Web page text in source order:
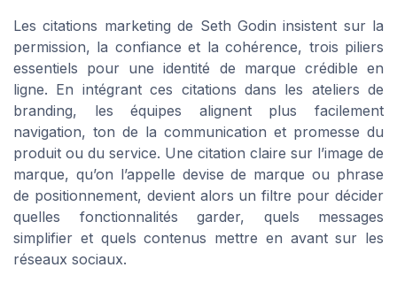
Les citations marketing de Seth Godin insistent sur la
permission, la confiance et la cohérence, trois piliers
essentiels pour une identité de marque crédible en
ligne. En intégrant ces citations dans les ateliers de
branding, les équipes alignent plus facilement
navigation, ton de la communication et promesse du
produit ou du service. Une citation claire sur l’image de
marque, qu’on l’appelle devise de marque ou phrase
de positionnement, devient alors un filtre pour décider
quelles fonctionnalités garder, quels messages
simplifier et quels contenus mettre en avant sur les
réseaux sociaux.